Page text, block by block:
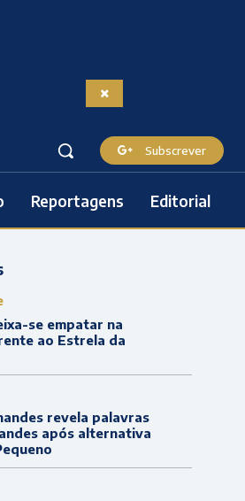
Subscrever
Reportagens Editorial
se empatar na
ao Estrela da
revela palavras
após alternativa